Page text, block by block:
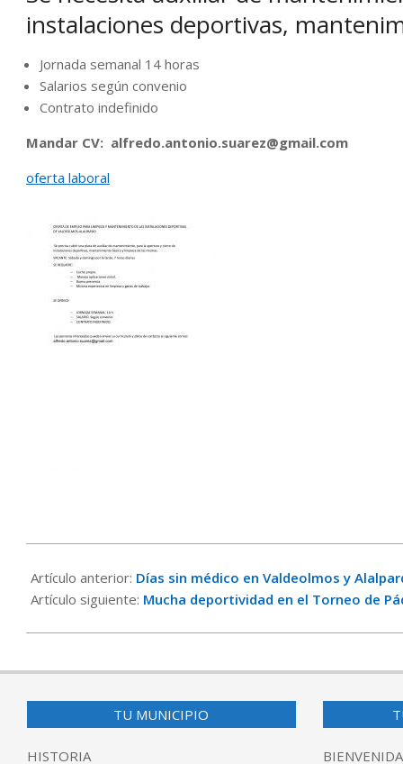
instalaciones deportivas,
Jornada semanal 14 horas
Salarios según convenio
Contrato indefinido
Mandar CV: alfredo.antonio.suarez@gmail.com
oferta laboral
08-
04
Artículo anterior: Días sin médico en Valdeolmos y
Artículo siguiente: Mucha deportividad en el Torneo de
TU MUNICIPIO
HISTORIA BIENVENIDA